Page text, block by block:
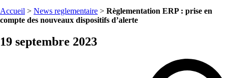
Accueil > News reglementaire > Règlementation ERP : prise en
compte des nouveaux dispositifs d’alerte
19 septembre 2023